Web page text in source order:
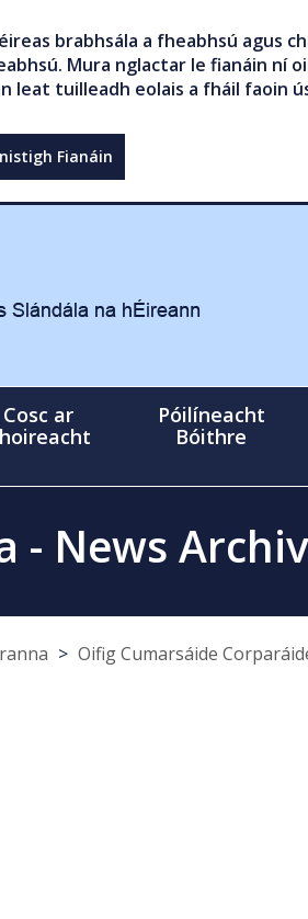
brabhsála a fheabhsú agus
Mura nglactar le fianáin ní
leat tuilleadh eolais a fháil faoin
Fianáin
Cosc ar
Póilíneacht
Bóithre
- News
Oifig Cumarsáide